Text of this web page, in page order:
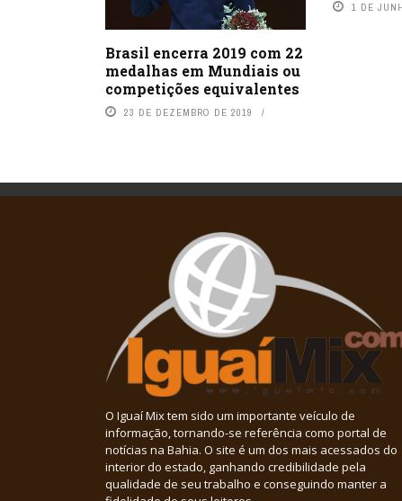
Brasil encerra 2019 com 22
medalhas em Mundiais ou
competições equivalentes
23 DE DEZEMBRO DE 2019
1 DE
O Iguaí Mix tem sido um importante veículo de
informação, tornando-se referência como portal de
notícias na Bahia. O site é um dos mais acessados do
interior do estado, ganhando credibilidade pela
qualidade de seu trabalho e conseguindo manter a